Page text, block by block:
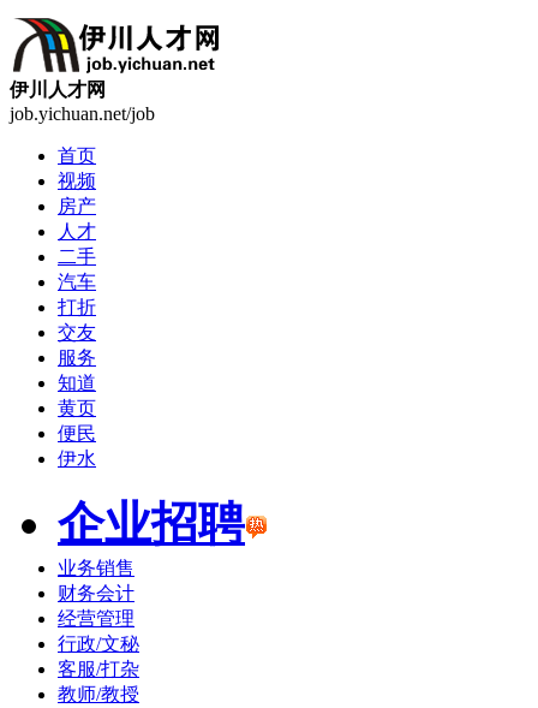
伊川人才网
job.yichuan.net/job
首页
视频
房产
人才
二手
汽车
打折
交友
服务
知道
黄页
便民
伊水
企业招聘
业务销售
财务会计
经营管理
行政/文秘
客服/打杂
教师/教授